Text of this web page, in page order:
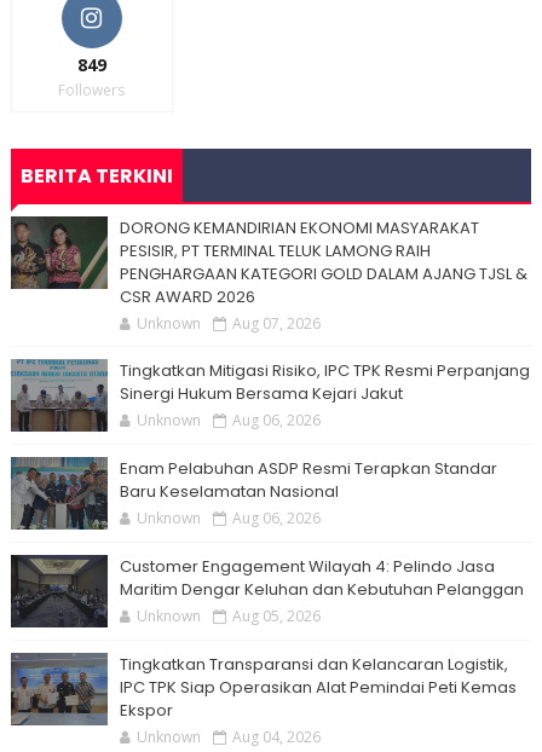
849
Followers
BERITA TERKINI
DORONG KEMANDIRIAN EKONOMI MASYARAKAT
PESISIR, PT TERMINAL TELUK LAMONG RAIH
PENGHARGAAN KATEGORI GOLD DALAM AJANG TJSL &
CSR AWARD 2026
Unknown Aug 07, 2026
Tingkatkan Mitigasi Risiko, IPC TPK Resmi Perpanjang
Sinergi Hukum Bersama Kejari Jakut
Unknown Aug 06, 2026
Enam Pelabuhan ASDP Resmi Terapkan Standar
Baru Keselamatan Nasional
Unknown Aug 06, 2026
Customer Engagement Wilayah 4: Pelindo Jasa
Maritim Dengar Keluhan dan Kebutuhan Pelanggan
Unknown Aug 05, 2026
Tingkatkan Transparansi dan Kelancaran Logistik,
IPC TPK Siap Operasikan Alat Pemindai Peti Kemas
Ekspor
Unknown Aug 04, 2026